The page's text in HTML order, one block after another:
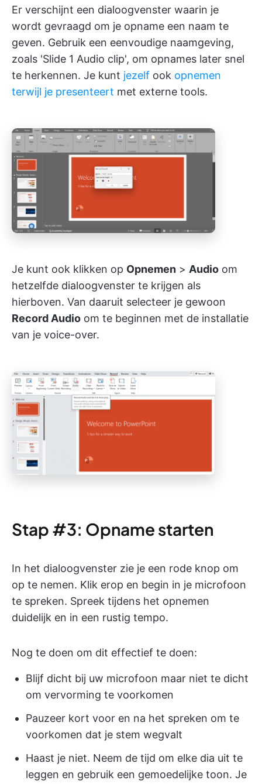
Er verschijnt een dialoogvenster waarin je
wordt gevraagd om je opname een naam te
geven. Gebruik een eenvoudige naamgeving,
zoals 'Slide 1 Audio clip', om opnames later snel
te herkennen. Je kunt jezelf ook opnemen
terwijl je presenteert met externe tools.
Je kunt ook klikken op Opnemen > Audio om
hetzelfde dialoogvenster te krijgen als
hierboven. Van daaruit selecteer je gewoon
Record Audio om te beginnen met de installatie
van je voice-over.
Stap #3: Opname starten
In het dialoogvenster zie je een rode knop om
op te nemen. Klik erop en begin in je microfoon
te spreken. Spreek tijdens het opnemen
duidelijk en in een rustig tempo.
Nog te doen om dit effectief te doen:
Blijf dicht bij uw microfoon maar niet te dicht
om vervorming te voorkomen
Pauzeer kort voor en na het spreken om te
voorkomen dat je stem wegvalt
Haast je niet. Neem de tijd om elke dia uit te
leggen en gebruik een gemoedelijke toon. Je